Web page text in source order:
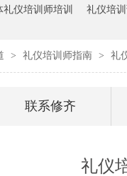
礼仪培训师培训 礼仪培
> 礼仪培训师指南 > 礼
联系修齐
礼仪